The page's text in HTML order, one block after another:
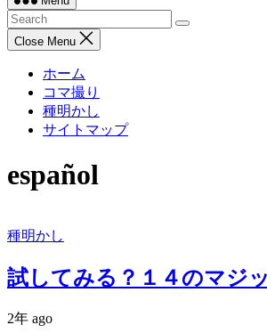
Close Menu
ホーム
コマ撮り
種明かし
サイトマップ
español
種明かし
試してみる？１４のマジ
2年 ago